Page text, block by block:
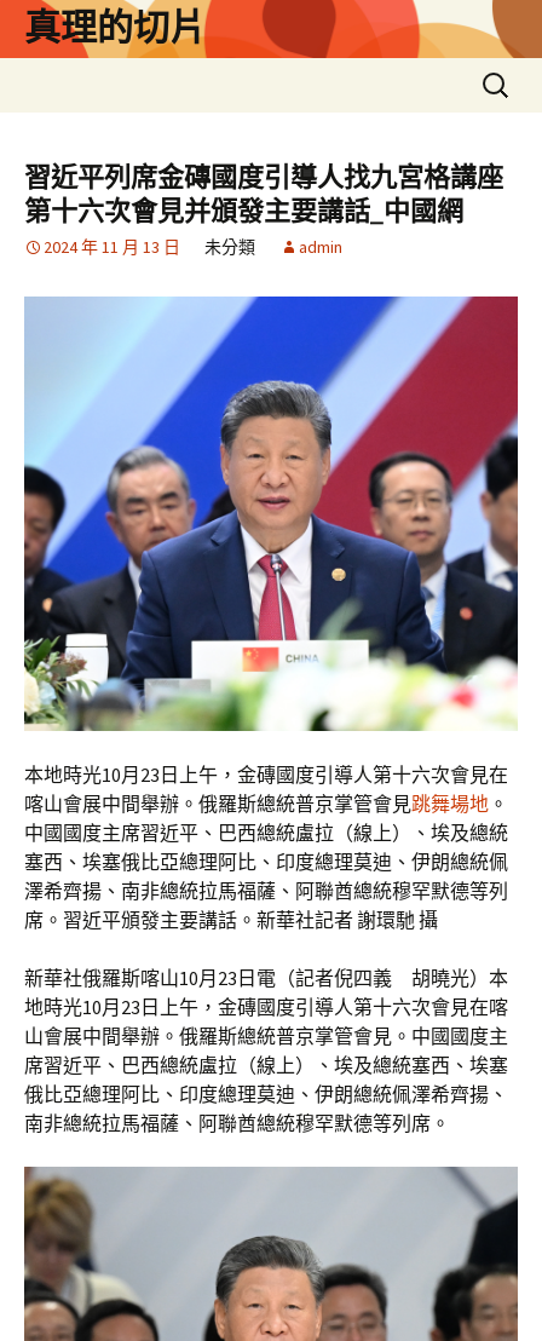
真理的切片
搜
尋
鍵
字:
習近平列席金磚國度引導人找九宮格講座
第十六次會見并頒發主要講話_中國網
2024 年 11 月 13 日 未分類 admin
本地時光10月23日上午，金磚國度引導人第十六次會見在
喀山會展中間舉辦。俄羅斯總統普京掌管會見跳舞場地 。
中國國度主席習近平、巴西總統盧拉（線上）、埃及總統
塞西、埃塞俄比亞總理阿比、印度總理莫迪、伊朗總統佩
澤希齊揚、南非總統拉馬福薩、阿聯酋總統穆罕默德等列
席。習近平頒發主要講話。新華社記者 謝環馳 攝
新華社俄羅斯喀山10月23日電（記者倪四義 胡曉光）本
地時光10月23日上午，金磚國度引導人第十六次會見在喀
山會展中間舉辦。俄羅斯總統普京掌管會見。中國國度主
席習近平、巴西總統盧拉（線上）、埃及總統塞西、埃塞
俄比亞總理阿比、印度總理莫迪、伊朗總統佩澤希齊揚、
南非總統拉馬福薩、阿聯酋總統穆罕默德等列席。